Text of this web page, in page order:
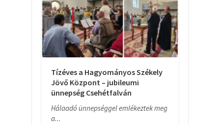
Tízéves a Hagyományos Székely
Jövő Központ – jubileumi
ünnepség Csehétfalván
Hálaadó ünnepséggel emlékeztek meg
a...